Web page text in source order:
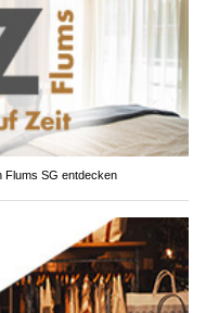
Flums SG entdecken